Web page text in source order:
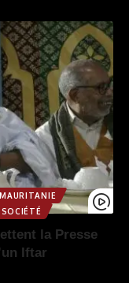
MAURITANIE
SOCIÉTÉ
la Presse
Iftar